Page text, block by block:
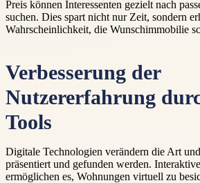
Preis können Interessenten gezielt nach
suchen. Dies spart nicht nur Zeit, sondern
Wahrscheinlichkeit, die Wunschimmobilie
Verbesserung der
Nutzererfahrung
Tools
Digitale Technologien verändern die Art
präsentiert und gefunden werden.
ermöglichen es, Wohnungen virtuell zu